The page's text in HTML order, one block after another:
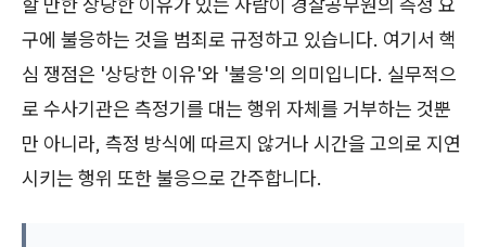
구에 불응하는 것을 범죄로 규정하고 있습니다. 여기서 핵
심 쟁점은 '상당한 이유'와 '불응'의 의미입니다. 실무적으
로 수사기관은 측정기를 대는 행위 자체를 거부하는 것뿐
만 아니라, 측정 방식에 따르지 않거나 시간을 고의로 지연
시키는 행위 또한 불응으로 간주합니다.